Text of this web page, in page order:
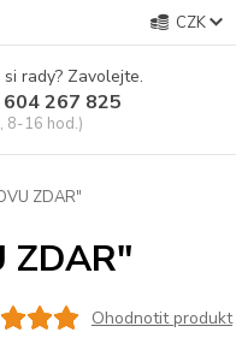
CZK
rady? Zavolejte.
267 825
8-16 hod.)
ZDAR"
ZDAR"
Ohodnotit produkt